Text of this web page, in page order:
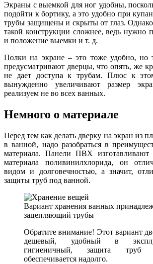
Экраны с выемкой для ног удобны,
подойти к бортику, а это удобно при
трубы защищены и скрыты от глаз. Однако
такой конструкции сложнее, ведь нужно
и положение выемки и т. д.
Полки на экране – это тоже удобно, но
предусматривают дверцы, что опять, же
не дает доступа к трубам. Плюс к
вынужденно увеличивают размер
реализуем не во всех ванных.
Немного о материале
Перед тем как делать дверку на экран из
в ванной, надо разобраться в
материала. Панели ПВХ изготавливают
материала поливинилхлорида, он
видом и долговечностью, а значит,
защиты труб под ванной.
Вариант хранения ванных
зацепляющий трубы
Обратите внимание! Этот вариант
дешевый, удобный в
гигиеничный, защита
обеспечивается надолго.